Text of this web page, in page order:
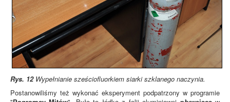
Rys. 12Wypełnianie sześciofluorkiem siarki szklanego naczynia.
Postanowiliśmy też wykonać eksperyment podpatrzony w programie